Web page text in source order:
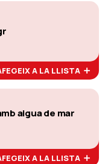
A LA LLISTA
aigua de mar
A LA LLISTA